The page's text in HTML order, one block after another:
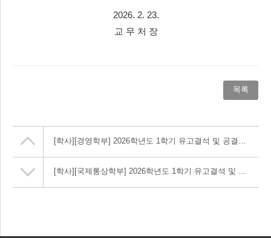
2026. 2. 23.
교 무 처 장
목록
[학사] [경영학부] 2026학년도 1학기 유고결석 및 공결에 관한 사항 안내
[학사] [국제통상학부] 2026학년도 1학기 유고결석 및 공결에 관한 사항 안내